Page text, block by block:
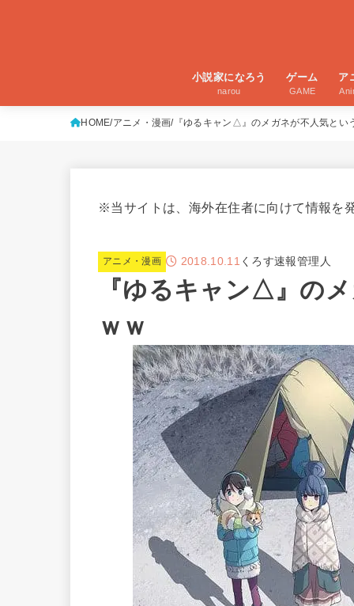
小説家になろう
narou
ゲーム
GAME
ア
HOME アニメ・漫画 『ゆるキャン△』のメガネが不人気とい
※当サイトは、海外在住者に向けて情報を
アニメ・漫画 2018.10.11 くろす速報管理人
『ゆるキャン△』の
ｗｗ